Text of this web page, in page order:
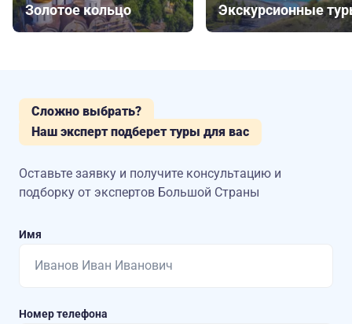
Золотое кольцо Экскурсионные
Сложно выбрать?
Наш эксперт подберет туры для вас
Оставьте заявку и получите консультацию и
подборку от экспертов Большой Страны
Имя
Номер телефона